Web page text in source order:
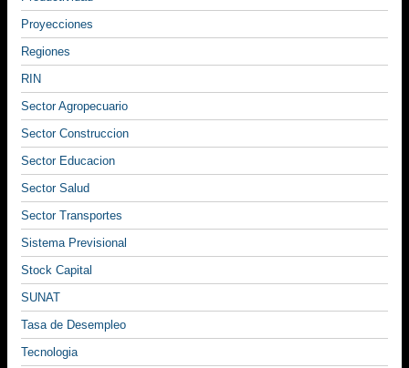
Proyecciones
Regiones
RIN
Sector Agropecuario
Sector Construccion
Sector Educacion
Sector Salud
Sector Transportes
Sistema Previsional
Stock Capital
SUNAT
Tasa de Desempleo
Tecnologia